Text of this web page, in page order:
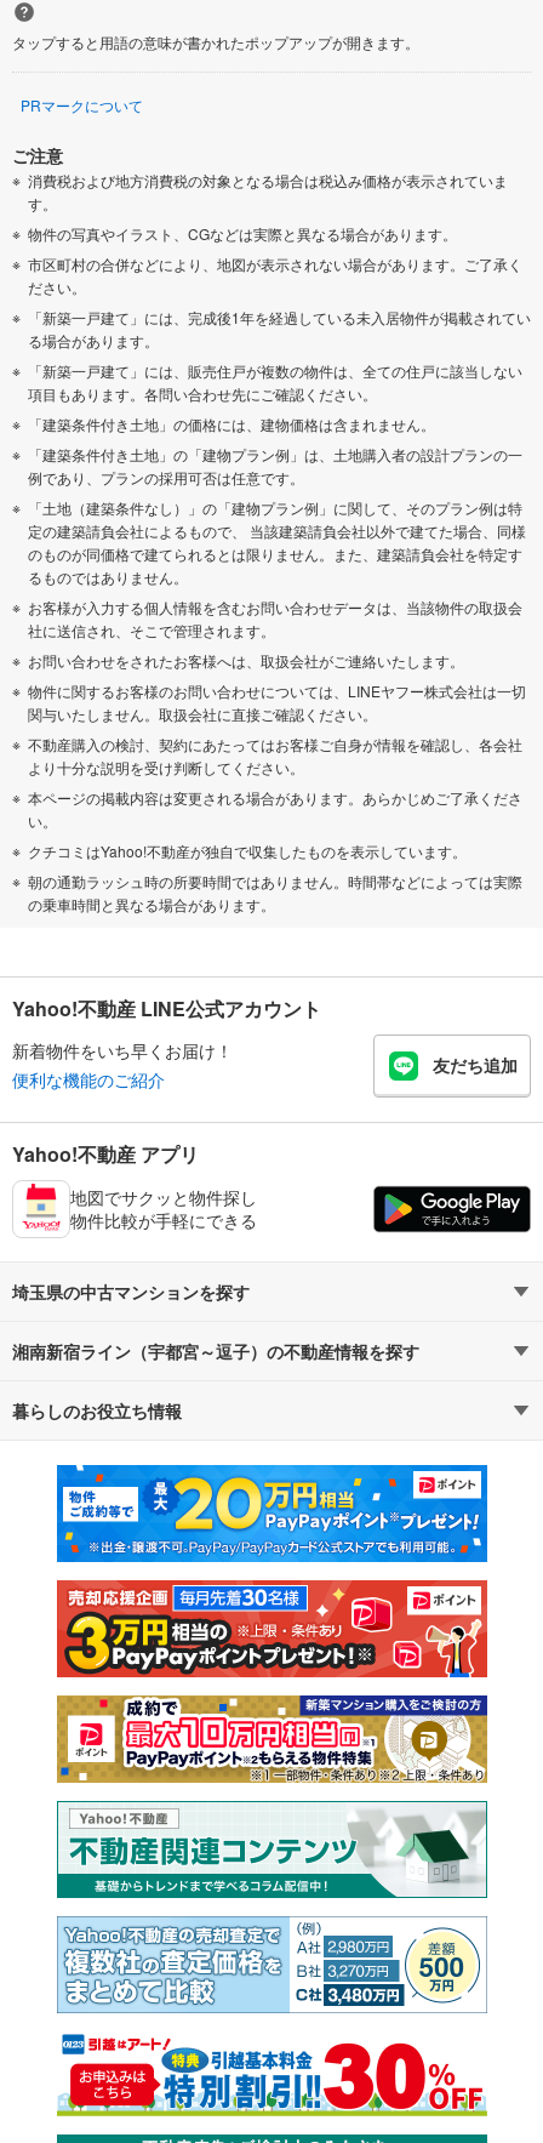
タップすると用語の意味が書かれたポップアップが開きます。
PRマークについて
ご注意
消費税および地方消費税の対象となる場合は税込み価格が表示されていま
す。
物件の写真やイラスト、CGなどは実際と異なる場合があります。
市区町村の合併などにより、地図が表示されない場合があります。ご了承く
ださい。
「新築一戸建て」には、完成後1年を経過している未入居物件が掲載されてい
る場合があります。
「新築一戸建て」には、販売住戸が複数の物件は、全ての住戸に該当しない
項目もあります。各問い合わせ先にご確認ください。
「建築条件付き土地」の価格には、建物価格は含まれません。
「建築条件付き土地」の「建物プラン例」は、土地購入者の設計プランの一
例であり、プランの採用可否は任意です。
「土地（建築条件なし）」の「建物プラン例」に関して、そのプラン例は特
定の建築請負会社によるもので、 当該建築請負会社以外で建てた場合、同様
のものが同価格で建てられるとは限りません。また、建築請負会社を特定す
るものではありません。
お客様が入力する個人情報を含むお問い合わせデータは、当該物件の取扱会
社に送信され、そこで管理されます。
お問い合わせをされたお客様へは、取扱会社がご連絡いたします。
物件に関するお客様のお問い合わせについては、LINEヤフー株式会社は一切
関与いたしません。取扱会社に直接ご確認ください。
不動産購入の検討、契約にあたってはお客様ご自身が情報を確認し、各会社
より十分な説明を受け判断してください。
本ページの掲載内容は変更される場合があります。あらかじめご了承くださ
い。
クチコミはYahoo!不動産が独自で収集したものを表示しています。
朝の通勤ラッシュ時の所要時間ではありません。時間帯などによっては実際
の乗車時間と異なる場合があります。
Yahoo!不動産 LINE公式アカウント
新着物件をいち早くお届け！
便利な機能のご紹介
友だち追加
Yahoo!不動産 アプリ
地図でサクッと物件探し
物件比較が手軽にできる
埼玉県の中古マンションを探す
路線・駅から探す 地域から探す
通勤・通学時間から探す
湘南新宿ライン（宇都宮～逗子）の不動産情報を探す
不動産・住宅
新築マンション 中古マンション
新築一戸建て 中古一戸建て
注文住宅 土地
売却査定
暮らしのお役立ち情報
マンションカタログ 教えて！住まいの先生